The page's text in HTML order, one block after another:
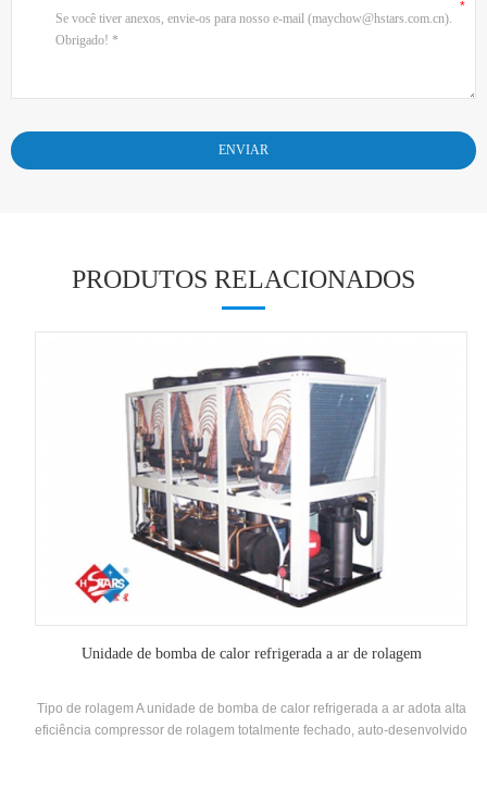
PRODUTOS RELACIONADOS
Unidade de bomba de calor refrigerada a ar de rolagem
Tipo de rolagem A unidade de bomba de calor refrigerada a ar adota alta
eficiência compressor de rolagem totalmente fechado, auto-desenvolvido